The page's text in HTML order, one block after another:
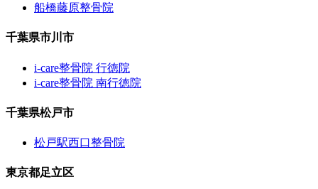
船橋藤原整骨院
千葉県市川市
i-care整骨院 行徳院
i-care整骨院 南行徳院
千葉県松戸市
松戸駅西口整骨院
東京都足立区